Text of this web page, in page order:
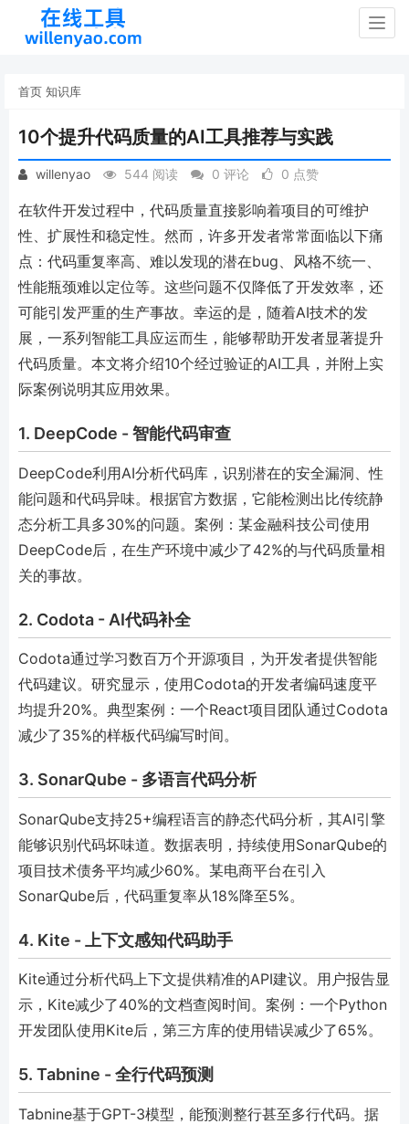
首页 知识库
10个提升代码质量的AI工具推荐与实践
willenyao 544 阅读 0 评论 0 点赞
在软件开发过程中，代码质量直接影响着项目的可维护
性、扩展性和稳定性。然而，许多开发者常常面临以下痛
点：代码重复率高、难以发现的潜在bug、风格不统一、
性能瓶颈难以定位等。这些问题不仅降低了开发效率，还
可能引发严重的生产事故。幸运的是，随着AI技术的发
展，一系列智能工具应运而生，能够帮助开发者显著提升
代码质量。本文将介绍10个经过验证的AI工具，并附上实
际案例说明其应用效果。
1. DeepCode - 智能代码审查
DeepCode利用AI分析代码库，识别潜在的安全漏洞、性
能问题和代码异味。根据官方数据，它能检测出比传统静
态分析工具多30%的问题。案例：某金融科技公司使用
DeepCode后，在生产环境中减少了42%的与代码质量相
关的事故。
2. Codota - AI代码补全
Codota通过学习数百万个开源项目，为开发者提供智能
代码建议。研究显示，使用Codota的开发者编码速度平
均提升20%。典型案例：一个React项目团队通过Codota
减少了35%的样板代码编写时间。
3. SonarQube - 多语言代码分析
SonarQube支持25+编程语言的静态代码分析，其AI引擎
能够识别代码坏味道。数据表明，持续使用SonarQube的
项目技术债务平均减少60%。某电商平台在引入
SonarQube后，代码重复率从18%降至5%。
4. Kite - 上下文感知代码助手
Kite通过分析代码上下文提供精准的API建议。用户报告显
示，Kite减少了40%的文档查阅时间。案例：一个Python
开发团队使用Kite后，第三方库的使用错误减少了65%。
5. Tabnine - 全行代码预测
Tabnine基于GPT-3模型，能预测整行甚至多行代码。据